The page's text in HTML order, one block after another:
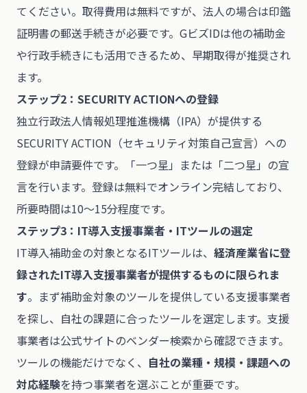
てください。取得費用は無料ですが、法人の場合は印鑑
証明書の郵送手続きが必要です。GビズIDは他の補助金
や行政手続きにも活用できるため、早期取得が推奨され
ます。
ステップ2：SECURITY ACTIONへの登録
独立行政法人情報処理推進機構（IPA）が提供する
SECURITY ACTION（セキュリティ対策自己宣言）への
登録が申請要件です。「一つ星」または「二つ星」の宣
言を行います。登録は無料でオンライン完結しており、
所要時間は10〜15分程度です。
ステップ3：IT導入支援事業者・ITツールの選定
IT導入補助金の対象となるITツールは、 経済産業省に登
録されたIT導入支援事業者が提供するものに限られま
す。まず補助金対象のツールを提供している支援事業者
を探し、自社の課題に合ったツールを選定します。支援
事業者は公式サイトのベンダー検索から確認できます。
ツールの機能だけでなく、 自社の業種・規模・課題への
対応経験を持つ事業者を選ぶことが重要です。